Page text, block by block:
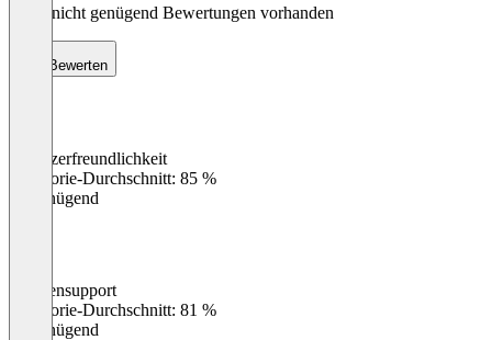
Noch nicht genügend Bewertungen vorhanden
Bewerten
Benutzerfreundlichkeit
Kategorie-Durchschnitt: 85 %
Ungenügend
Kundensupport
Kategorie-Durchschnitt: 81 %
Ungenügend